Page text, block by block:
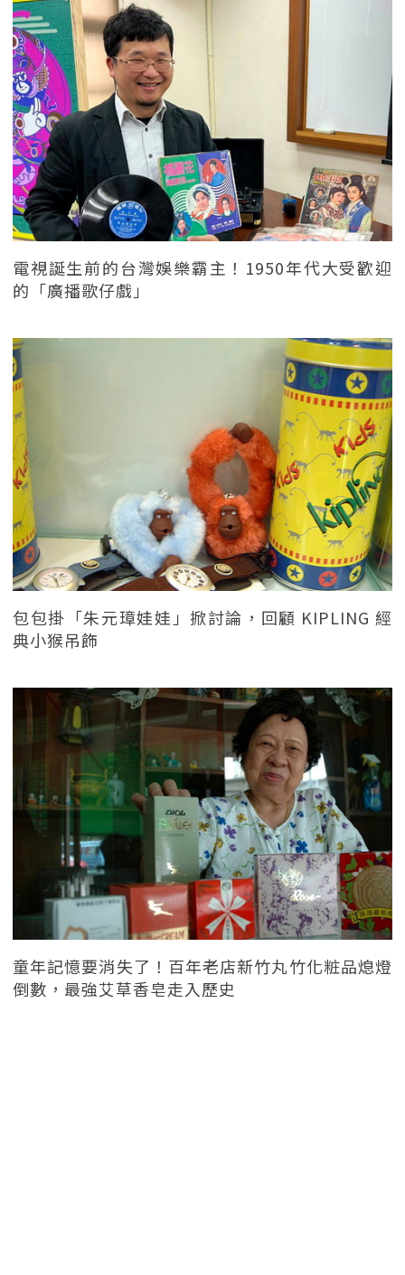
電視誕生前的台灣娛樂霸主！1950年代大受歡迎
的「廣播歌仔戲」
包包掛「朱元璋娃娃」掀討論，回顧 KIPLING 經
典小猴吊飾
童年記憶要消失了！百年老店新竹丸竹化粧品熄燈
倒數，最強艾草香皂走入歷史